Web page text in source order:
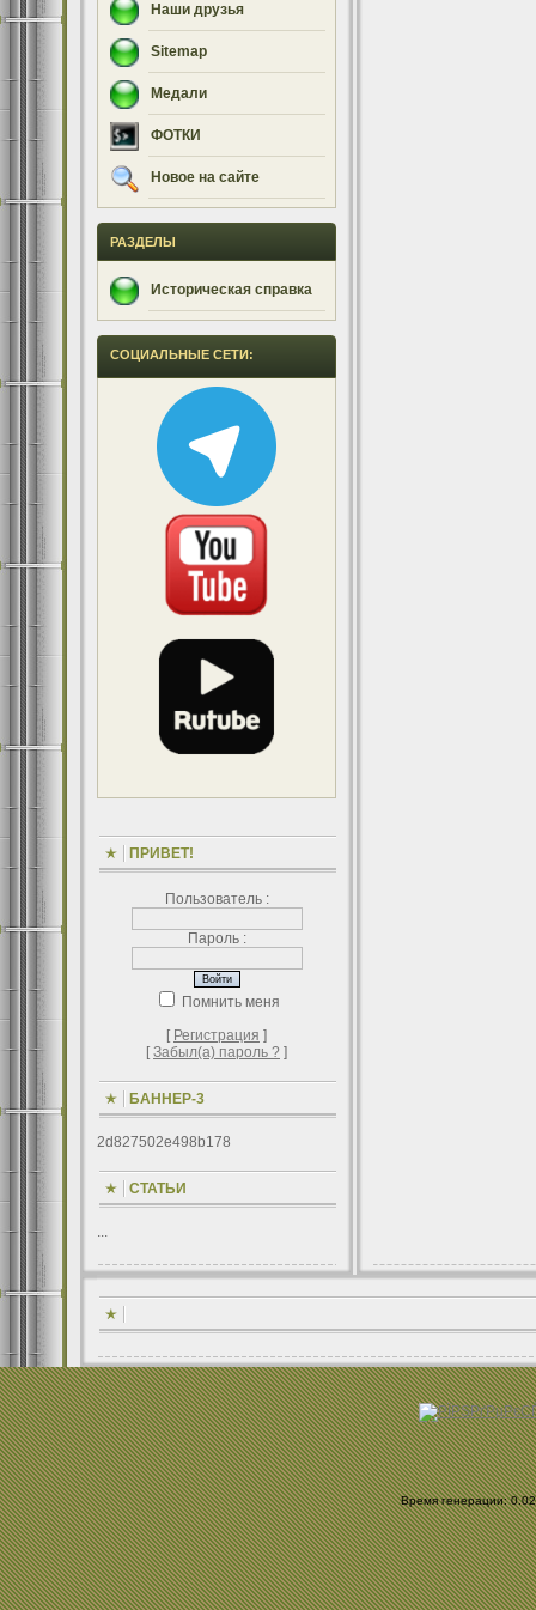
Наши друзья
Sitemap
Медали
ФОТКИ
Новое на сайте
РАЗДЕЛЫ
Историческая справка
СОЦИАЛЬНЫЕ СЕТИ:
ПРИВЕТ!
Пользователь :
Пароль :
Помнить меня
[ Регистрация ]
[Забыл(а) пароль ? ]
БАННЕР-3
2d827502e498b178
СТАТЬИ
...
Время генерации: